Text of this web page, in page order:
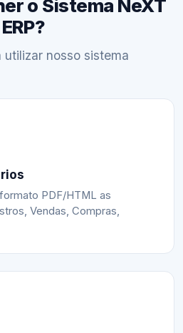
o Sistema NeXT
ERP?
utilizar nosso sistema
PDF/HTML as
Vendas, Compras,